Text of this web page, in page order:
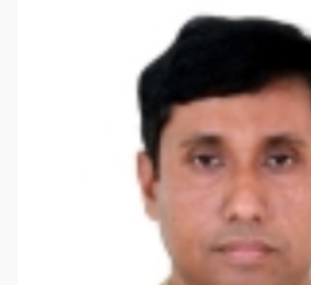
Kazi Mohammad
Rahma্‌n , professor,
of political
Education Enthusiast